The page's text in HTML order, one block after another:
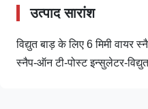
उत्पाद सारांश
विद्युत बाड़ के लिए 6 मिमी
स्नैप-ऑन टी-पोस्ट इन्सुलेटर-